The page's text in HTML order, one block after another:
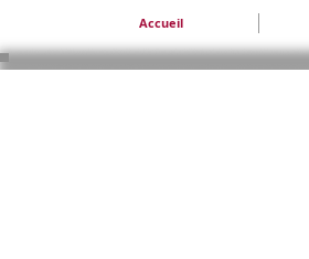
Accueil